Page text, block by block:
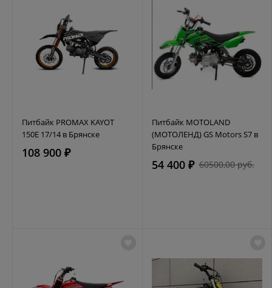
Питбайк PROMAX KAYOT
150E 17/14 в Брянске
108 900 ₽
Питбайк MOTOLAND
(МОТОЛЕНД) GS Motors S7 в
Брянске
54 400 ₽ 60500,00 руб.